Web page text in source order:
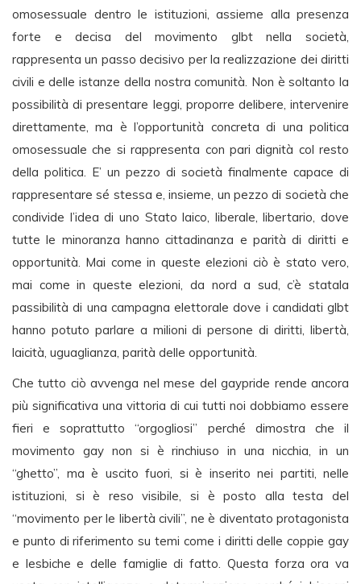
omosessuale dentro le istituzioni, assieme alla presenza
forte e decisa del movimento glbt nella società,
rappresenta un passo decisivo per la realizzazione dei diritti
civili e delle istanze della nostra comunità. Non è soltanto la
possibilità di presentare leggi, proporre delibere, intervenire
direttamente, ma è l’opportunità concreta di una politica
omosessuale che si rappresenta con pari dignità col resto
della politica. E’ un pezzo di società finalmente capace di
rappresentare sé stessa e, insieme, un pezzo di società che
condivide l’idea di uno Stato laico, liberale, libertario, dove
tutte le minoranza hanno cittadinanza e parità di diritti e
opportunità. Mai come in queste elezioni ciò è stato vero,
mai come in queste elezioni, da nord a sud, c’è statala
passibilità di una campagna elettorale dove i candidati glbt
hanno potuto parlare a milioni di persone di diritti, libertà,
laicità, uguaglianza, parità delle opportunità.
Che tutto ciò avvenga nel mese del gaypride rende ancora
più significativa una vittoria di cui tutti noi dobbiamo essere
fieri e soprattutto “orgogliosi” perché dimostra che il
movimento gay non si è rinchiuso in una nicchia, in un
“ghetto”, ma è uscito fuori, si è inserito nei partiti, nelle
istituzioni, si è reso visibile, si è posto alla testa del
“movimento per le libertà civili”, ne è diventato protagonista
e punto di riferimento su temi come i diritti delle coppie gay
e lesbiche e delle famiglie di fatto. Questa forza ora va